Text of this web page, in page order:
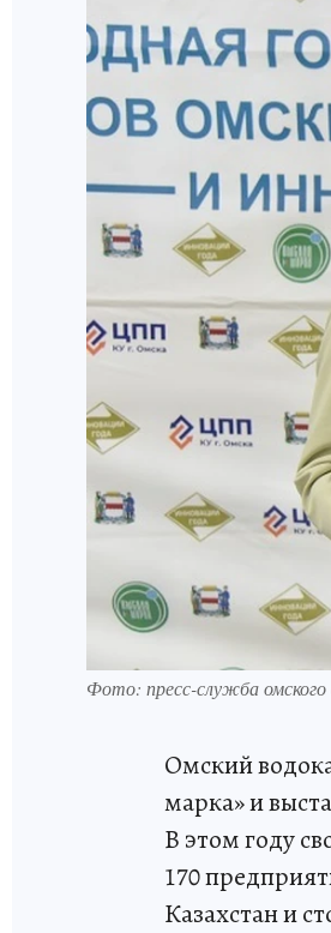
Фото: пресс-служба омского
Омский
марка» и
В этом году
170
Казахстан и